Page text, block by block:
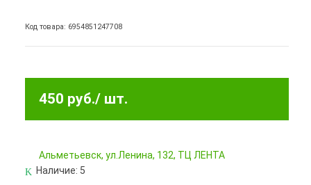
Код товара: 6954851247708
450 руб./ шт.
Альметьевск, ул.Ленина, 132, ТЦ ЛЕНТА
Наличие: 5